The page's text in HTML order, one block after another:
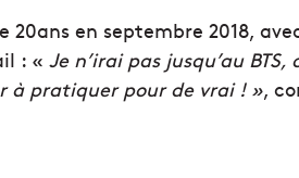
en septembre 2018,
: « Je n’irai pas jusqu’au
à pratiquer pour de vrai ! »,